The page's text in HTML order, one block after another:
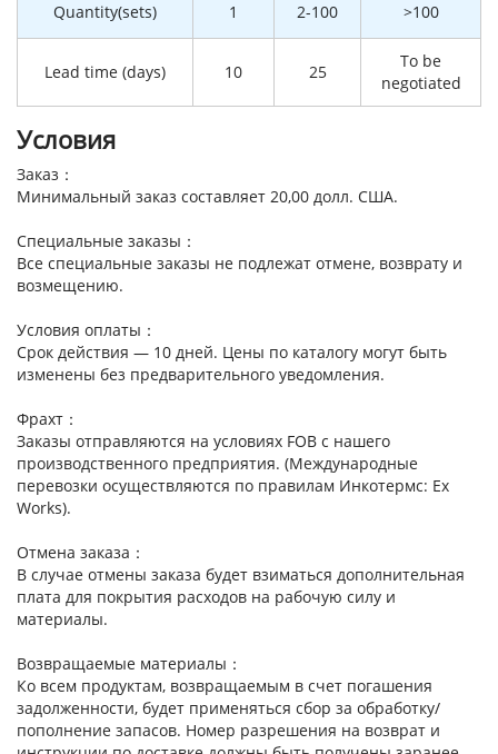
Quantity(sets) 1 2-100 >100
Lead time (days) 10 25
To be
negotiated
Условия
Заказ：
Минимальный заказ составляет 20,00 долл. США.
Специальные заказы：
Все специальные заказы не подлежат отмене, возврату и
возмещению.
Условия оплаты：
Срок действия — 10 дней. Цены по каталогу могут быть
изменены без предварительного уведомления.
Фрахт：
Заказы отправляются на условиях FOB с нашего
производственного предприятия. (Международные
перевозки осуществляются по правилам Инкотермс: Ex
Works).
Отмена заказа：
В случае отмены заказа будет взиматься дополнительная
плата для покрытия расходов на рабочую силу и
материалы.
Возвращаемые материалы：
Ко всем продуктам, возвращаемым в счет погашения
задолженности, будет применяться сбор за обработку/
пополнение запасов. Номер разрешения на возврат и